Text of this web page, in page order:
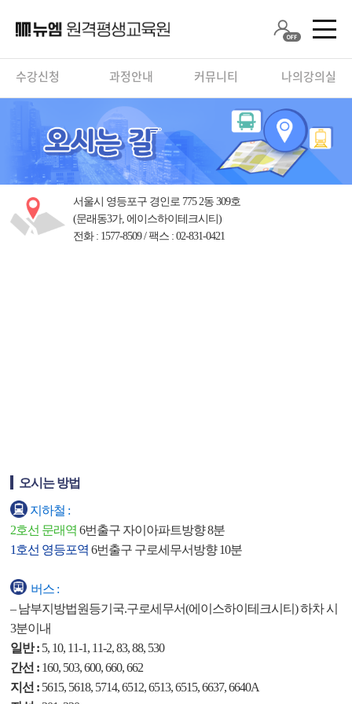
수강신청 과정안내 커뮤니티 나의강의실
서울시 영등포구 경인로 775 2동 309호
(문래동3가, 에이스하이테크시티)
전화 : 1577-8509 / 팩스 : 02-831-0421
오시는 방법
지하철 :
2호선 문래역 6번출구 자이아파트방향 8분
1호선 영등포역 6번출구 구로세무서방향 10분
버스 :
– 남부지방법원등기국.구로세무서(에이스하이테크시티) 하차 시
3분이내
일반 : 5, 10, 11-1, 11-2, 83, 88, 530
간선 : 160, 503, 600, 660, 662
지선 : 5615, 5618, 5714, 6512, 6513, 6515, 6637, 6640A